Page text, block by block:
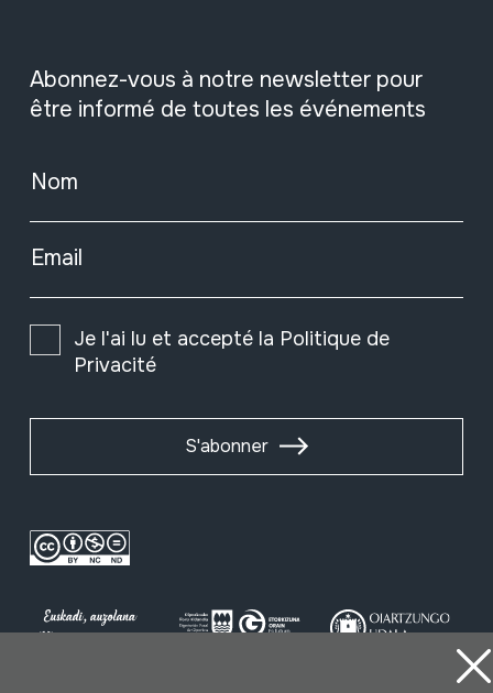
Abonnez-vous à notre newsletter pour
être informé de toutes les événements
Nom
Email
Je l'ai lu et accepté la Politique de
Privacité
S'abonner